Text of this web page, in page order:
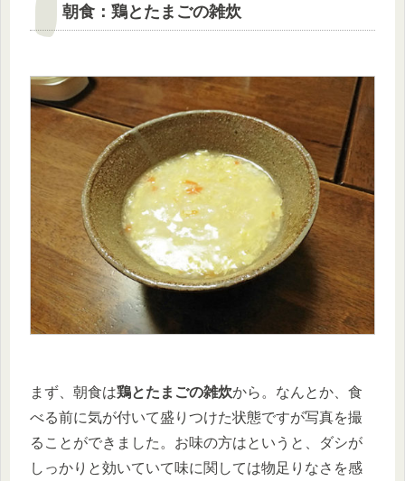
朝食：鶏とたまごの雑炊
まず、朝食は鶏とたまごの雑炊から。なんとか、食
べる前に気が付いて盛りつけた状態ですが写真を撮
ることができました。お味の方はというと、ダシが
しっかりと効いていて味に関しては物足りなさを感